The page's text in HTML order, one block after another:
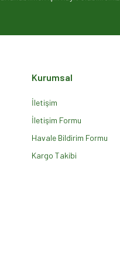
Kurumsal
İletişim
İletişim Formu
Havale Bildirim Formu
Kargo Takibi